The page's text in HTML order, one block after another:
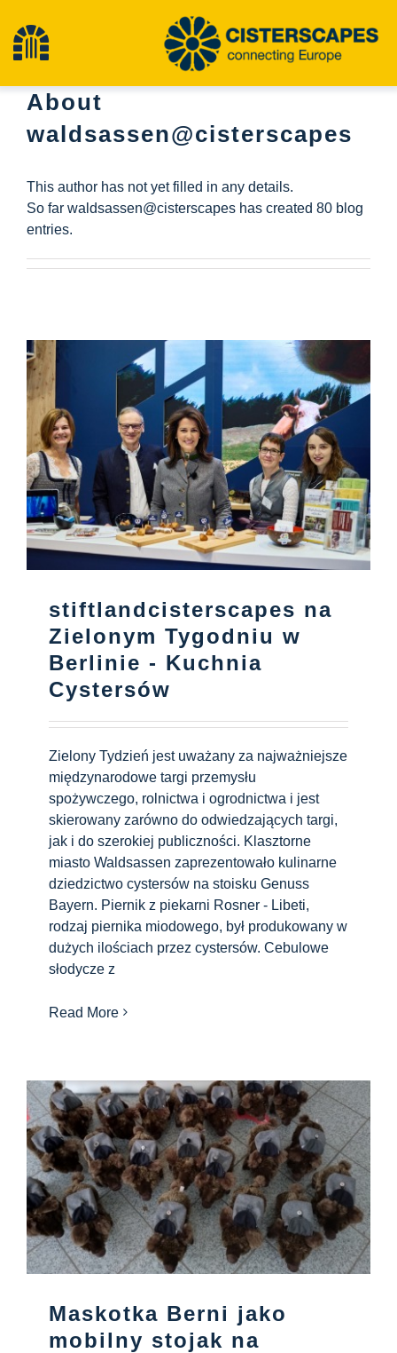
treściPrzełącz
nawigację
Cysterny
Turystyka piesza
Wydarzenia
Centrum informacyjne
Pliki do pobrania
Miejsce nauki
Łatwy język
Polski
About
waldsassen@cisterscapes
This author has not yet filled in any details.
So far waldsassen@cisterscapes has created 80 blog
entries.
stiftlandcisterscapes na
Zielonym Tygodniu w
Berlinie - Kuchnia
Cystersów
Zielony Tydzień jest uważany za najważniejsze
międzynarodowe targi przemysłu
spożywczego, rolnictwa i ogrodnictwa i jest
skierowany zarówno do odwiedzających targi,
jak i do szerokiej publiczności. Klasztorne
miasto Waldsassen zaprezentowało kulinarne
dziedzictwo cystersów na stoisku Genuss
Bayern. Piernik z piekarni Rosner - Libeti,
rodzaj piernika miodowego, był produkowany w
dużych ilościach przez cystersów. Cebulowe
słodycze z
Read More
Maskotka Berni jako
mobilny stojak na